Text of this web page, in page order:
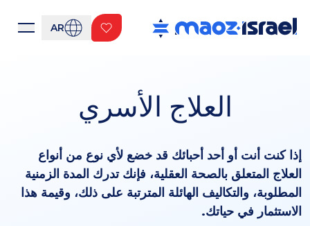
AR
العلاج الأسري
إذا كنت أنت أو أحد أحبائك قد خضع لأي نوع من أنواع
العلاج المتعلق بالصحة العقلية، فإنك تدرك المدة الزمنية
المطلوبة، والتكاليف الهائلة المترتبة على ذلك، وقيمة هذا
الاستثمار في حياتك.